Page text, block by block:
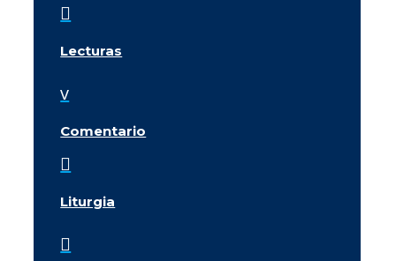

Lecturas
v
Comentario

Liturgia
